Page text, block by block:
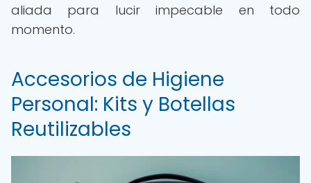
aliada para lucir impecable en todo
momento.
Accesorios de Higiene
Personal: Kits y Botellas
Reutilizables